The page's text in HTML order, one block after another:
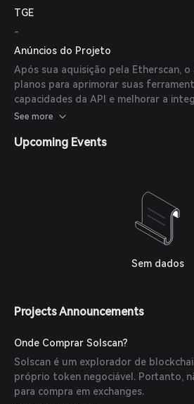
TGE
-
Anúncios do Projeto
Após sua aquisição pela Etherscan, o
planos para aprimorar suas
capacidades da API e melhorar a
exploradores de blockchain.
See more
Upcoming Events
Sem dados
Projects Announcements
Onde Comprar Solscan?
Solscan é um explorador de
próprio token negociável. Portanto,
para compra em exchanges.